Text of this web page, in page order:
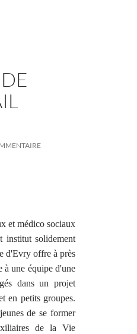
et médico sociaux
institut solidement
d'Evry offre à près
à une équipe d'une
dans un projet
en petits groupes.
de se former
de la Vie